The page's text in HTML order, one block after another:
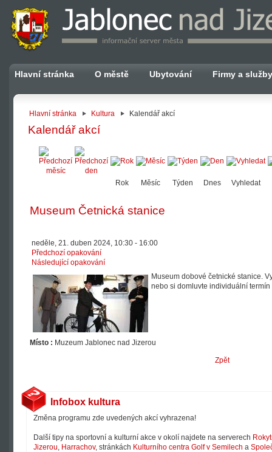
Hlavní stránka O městě Ubytování Firmy a služby
Hlavní stránka Kultura Kalendář akcí
Kalendář akcí
Rok Měsíc Týden Dnes Vyhledat
Museum Četnická stanice
neděle, 21. duben 2024, 10:30 - 16:00
Předchozí opakování
Následující opakování
Museum dobové četnické stanice.
nebo si domluvte individuální
Místo : Muzeum Jablonec nad Jizerou
Zpět
Infobox kultura
Změna programu zde uvedených akcí vyhrazena!
Další tipy na sportovní a kulturní akce v okolí najdete na serverech
Jizerou, Harrachov, stránkách Kulturního centra Golf v Semilech a